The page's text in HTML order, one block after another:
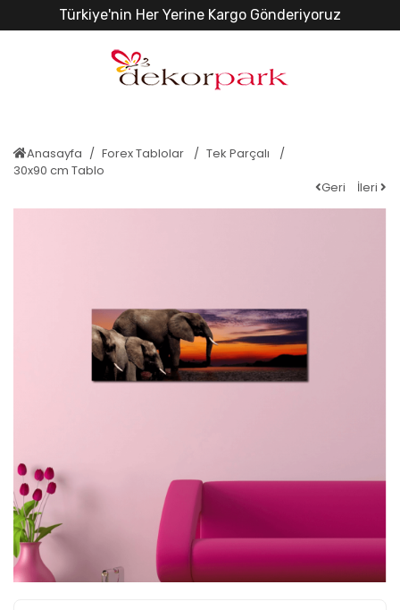
Türkiye'nin Her Yerine Kargo Gönderiyoruz
Anasayfa Forex Tablolar
Tek Parçalı
30x90 cm Tablo
Geri
İleri